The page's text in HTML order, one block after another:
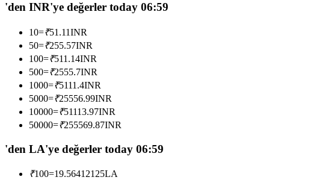
Kopya Ticaret
En iyi traderlarla güçlerinizi birleştirin
'den INR'ye değerler today 06:59
10=₹51.11INR
50=₹255.57INR
100=₹511.14INR
500=₹2555.7INR
1000=₹5111.4INR
5000=₹25556.99INR
10000=₹51113.97INR
50000=₹255569.87INR
'den LA'ye değerler today 06:59
₹100=19.56412125LA